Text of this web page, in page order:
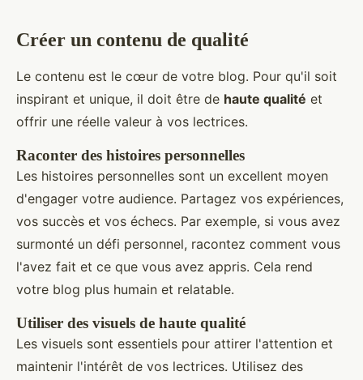
Créer un contenu de qualité
Le contenu est le cœur de votre blog. Pour qu'il soit
inspirant et unique, il doit être de haute qualité et
offrir une réelle valeur à vos lectrices.
Raconter des histoires personnelles
Les histoires personnelles sont un excellent moyen
d'engager votre audience. Partagez vos expériences,
vos succès et vos échecs. Par exemple, si vous avez
surmonté un défi personnel, racontez comment vous
l'avez fait et ce que vous avez appris. Cela rend
votre blog plus humain et relatable.
Utiliser des visuels de haute qualité
Les visuels sont essentiels pour attirer l'attention et
maintenir l'intérêt de vos lectrices. Utilisez des